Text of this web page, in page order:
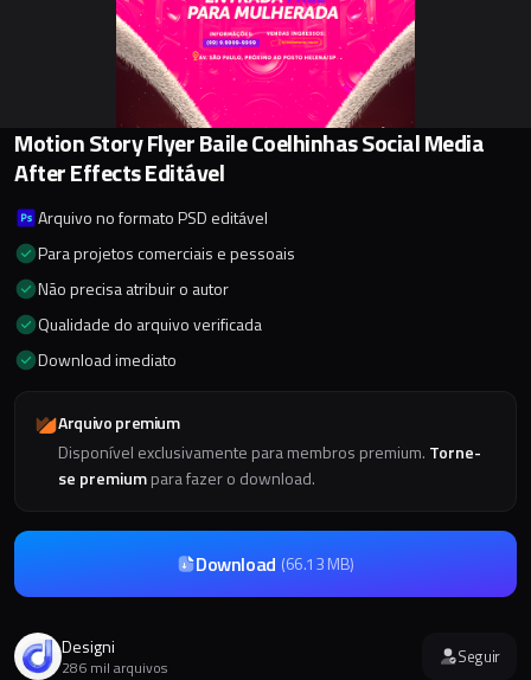
Motion Story Flyer Baile Coelhinhas Social Media
After Effects Editável
Arquivo no formato PSD editável
Para projetos comerciais e pessoais
Não precisa atribuir o autor
Qualidade do arquivo verificada
Download imediato
Arquivo premium
Disponível exclusivamente para membros premium. Torne-
se premiumpara fazer o download.
Download (66.13 MB)
Designi
286 mil arquivos Seguir